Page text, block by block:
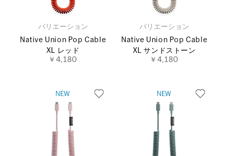
バリエーション
Native Union Pop Cable
XL レッド
￥4,180
バリエーション
Native Union Pop Cable
XL サンドストーン
￥4,180